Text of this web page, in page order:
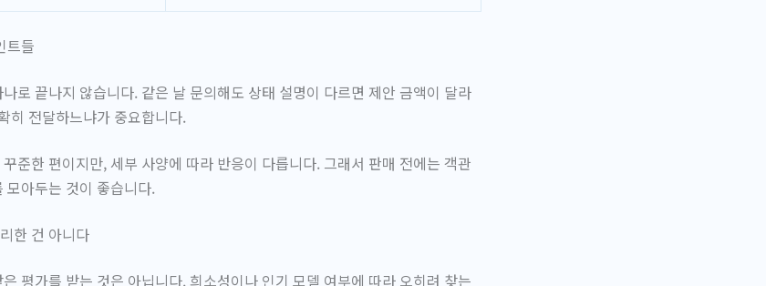
트들
로 끝나지 않습니다. 같은 날 문의해도 상태 설명이 다르면 제안 금액이 달라
히 전달하느냐가 중요합니다.
준한 편이지만, 세부 사양에 따라 반응이 다릅니다. 그래서 판매 전에는 객관
모아두는 것이 좋습니다.
한 건 아니다
평가를 받는 것은 아닙니다. 희소성이나 인기 모델 여부에 따라 오히려 찾는